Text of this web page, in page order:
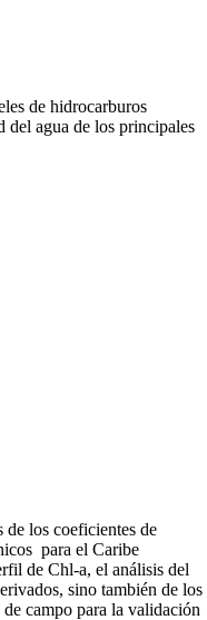
de hidrocarburos
del agua de los principales
de los coeficientes de
para el Caribe
de Chl-a, el análisis del
sino también de los
campo para la validación